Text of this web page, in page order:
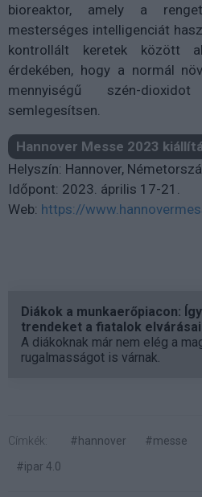
bioreaktor, amely a
mesterséges intelligenciát
kontrollált keretek között
érdekében, hogy a normál
mennyiségű szén-
semlegesítsen.
Hannover Messe 2023
Helyszín: Hannover,
Időpont: 2023. április 17-21.
Web: https://
Diákok a munkaerőpiacon:
trendeket a fiatalok elvárásai
A diákoknak már nem elég a
rugalmasságot is várnak.
Címkék: #hannover #messe
#ipar 4.0